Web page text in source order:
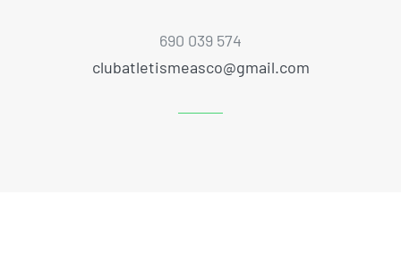
690 039 574
clubatletismeasco@gmail.com